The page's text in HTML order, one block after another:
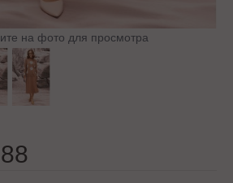
на фото для просмотра